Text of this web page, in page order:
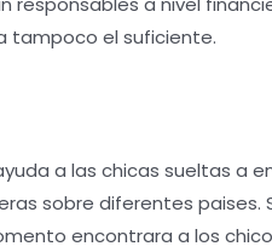
tampoco el suficiente.
a las chicas sueltas a
sobre diferentes paises.
encontrara a los